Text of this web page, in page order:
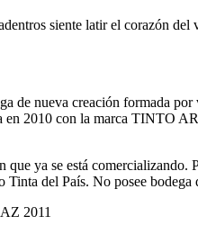
siente latir el corazón
de nueva creación formada
en 2010 con la marca TINTO
ya se está comercializando.
del País. No posee bodega
2011